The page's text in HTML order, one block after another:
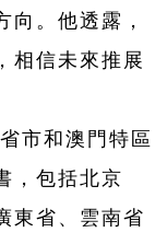
向。他透露，
相信未來推展
市和澳門特區
，包括北京
東省、雲南省